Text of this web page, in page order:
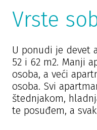
Vrste
U ponudi je devet
52 i 62 m2. Manji
osoba, a veći
osoba. Svi
štednjakom,
te posuđem, a